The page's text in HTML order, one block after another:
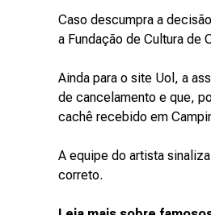
Caso descumpra a
a Fundação de Cultura de
Ainda para o site Uol, a
de cancelamento e que,
cachê recebido em
A equipe do artista
correto.